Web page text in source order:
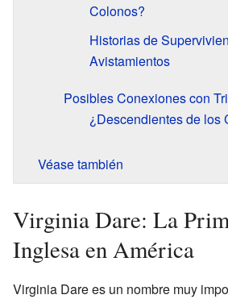
Colonos?
Historias de
Avistamientos
Posibles Conexiones con
¿Descendientes de los
Véase también
Virginia Dare: La
Inglesa en América
Virginia Dare es un nombre muy